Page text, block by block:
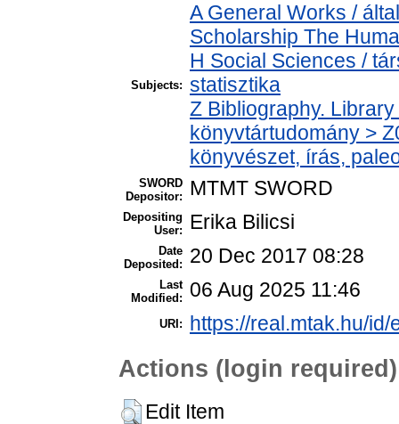
Subjects:
A General Works /
Scholarship The
H Social Sciences /
statisztika
Z Bibliography.
könyvtártudomány >
könyvészet, írás,
SWORD
Depositor:
MTMT SWORD
Depositing
User:
Erika Bilicsi
Date
Deposited:
20 Dec 2017 08:28
Last
Modified:
06 Aug 2025 11:46
URI: https://real.mtak.hu/id/
Actions (login required)
Edit Item